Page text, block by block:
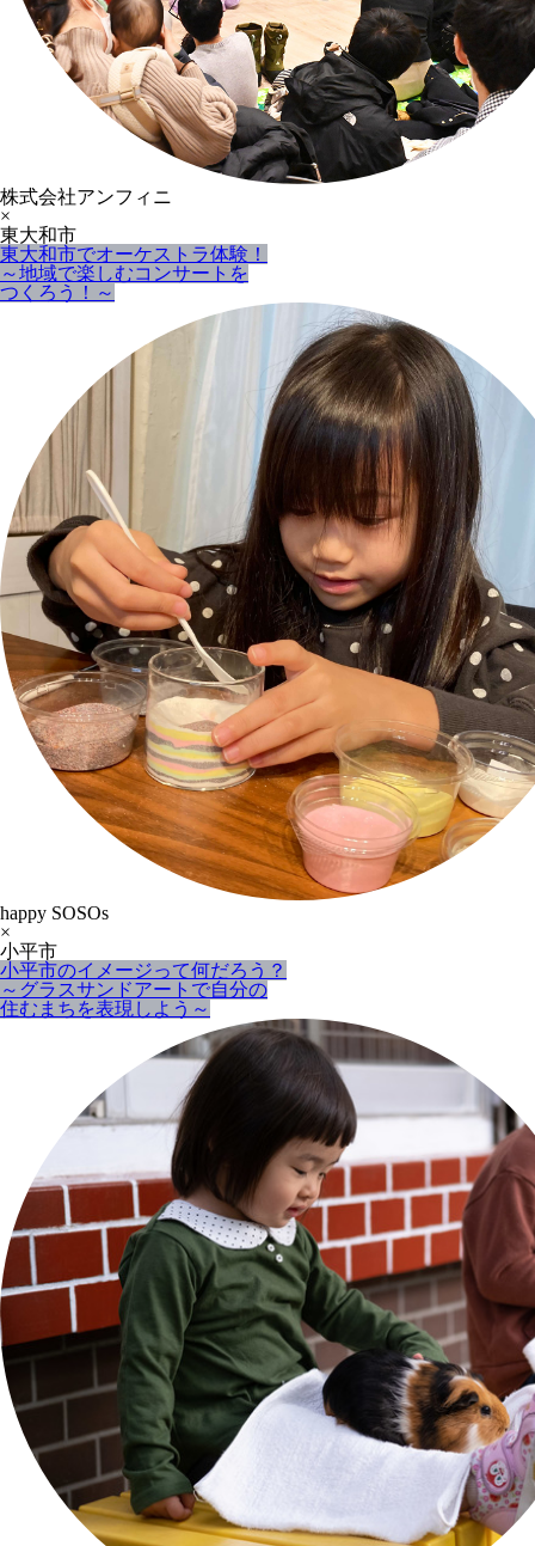
株式会社アンフィニ
×
東大和市
東大和市でオーケストラ体験！
～地域で楽しむコンサートを
つくろう！～
happy SOSOs
×
小平市
小平市のイメージって何だろう？
～グラスサンドアートで自分の
住むまちを表現しよう～